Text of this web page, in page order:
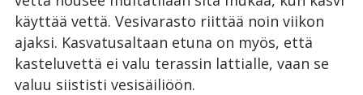
käyttää vettä. Vesivarasto riittää noin viikon
ajaksi. Kasvatusaltaan etuna on myös, että
kasteluvettä ei valu terassin lattialle, vaan se
valuu siististi vesisäiliöön.